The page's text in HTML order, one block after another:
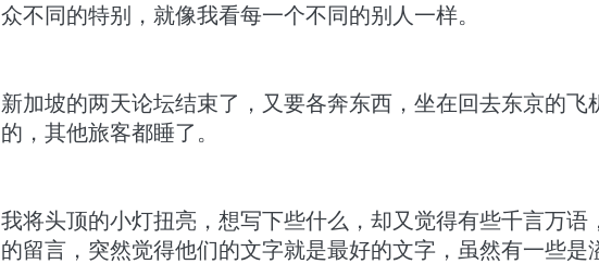
众不同的特别，就像我看每一个不同的别人一样。
新加坡的两天论坛结束了，又要各奔东西，坐在回去东京的飞
的，其他旅客都睡了。
我将头顶的小灯扭亮，想写下些什么，却又觉得有些千言万语
的留言，突然觉得他们的文字就是最好的文字，虽然有一些是